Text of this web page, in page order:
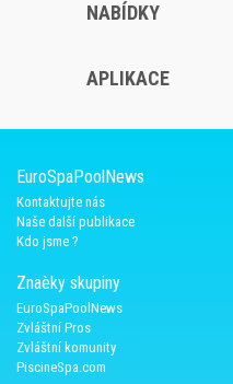
NABÍDKY
APLIKACE
EuroSpaPoolNews
Kontaktujte nás
Naše další publikace
Kdo jsme ?
Znaèky skupiny
EuroSpaPoolNews
Zvláštní Pros
Zvláštní komunity
PiscineSpa.com